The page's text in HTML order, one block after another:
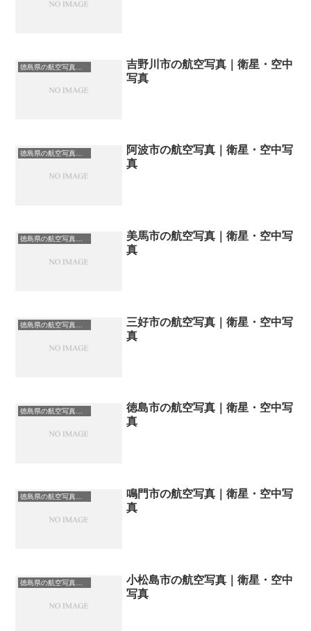
吉野川市の航空写真｜衛星・空中
写真
阿波市の航空写真｜衛星・空中写
真
徳島県の航空写真・空中写真
美馬市の航空写真｜衛星・空中写
真
三好市の航空写真｜衛星・空中写
真
徳島市の航空写真｜衛星・空中写
真
徳島県の航空写真・空中写真
鳴門市の航空写真｜衛星・空中写
真
小松島市の航空写真｜衛星・空中
写真